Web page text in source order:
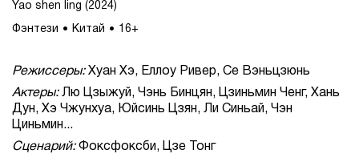
Yao shen ling (2024)
Фэнтези Китай 16+
Режиссеры:Хуан Хэ, Еллоу Ривер, Се Вэньцзюнь
Актеры:Лю Цзыжуй, Чэнь Бинцян, Цзиньмин Ченг, Хань
Дун, Хэ Чжунхуа, Юйсинь Цзян, Ли Синьай, Чэн
Циньмин...
Сценарий:Фоксфоксби, Цзе Тонг